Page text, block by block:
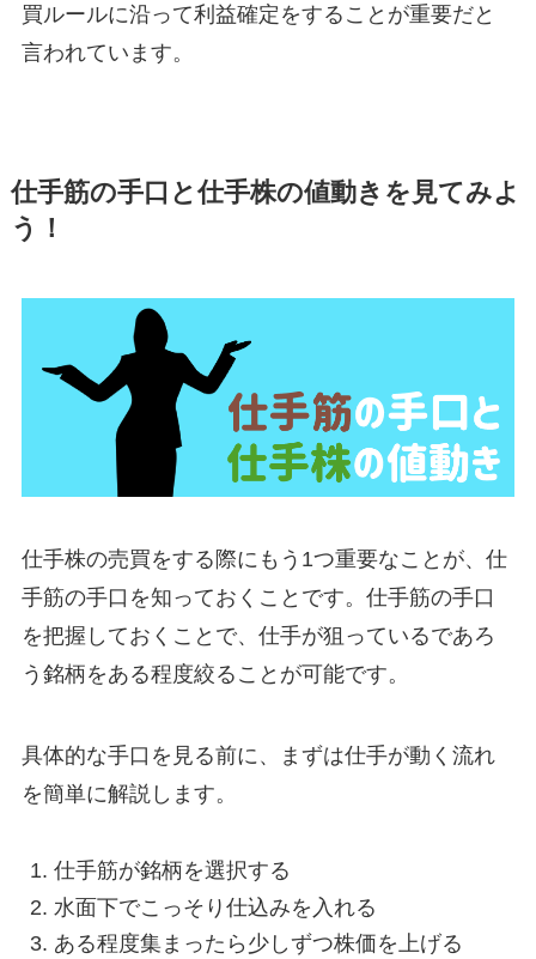
買ルールに沿って利益確定をすることが重要だと
言われています。
仕手筋の手口と仕手株の値動きを見てみよ
う！
仕手株の売買をする際にもう1つ重要なことが、仕
手筋の手口を知っておくことです。仕手筋の手口
を把握しておくことで、仕手が狙っているであろ
う銘柄をある程度絞ることが可能です。
具体的な手口を見る前に、まずは仕手が動く流れ
を簡単に解説します。
仕手筋が銘柄を選択する
水面下でこっそり仕込みを入れる
ある程度集まったら少しずつ株価を上げる